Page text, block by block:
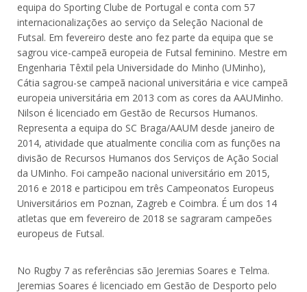
equipa do Sporting Clube de Portugal e conta com 57
internacionalizações ao serviço da Seleção Nacional de
Futsal. Em fevereiro deste ano fez parte da equipa que se
sagrou vice-campeã europeia de Futsal feminino. Mestre em
Engenharia Têxtil pela Universidade do Minho (UMinho),
Cátia sagrou-se campeã nacional universitária e vice campeã
europeia universitária em 2013 com as cores da AAUMinho.
Nilson é licenciado em Gestão de Recursos Humanos.
Representa a equipa do SC Braga/AAUM desde janeiro de
2014, atividade que atualmente concilia com as funções na
divisão de Recursos Humanos dos Serviços de Ação Social
da UMinho. Foi campeão nacional universitário em 2015,
2016 e 2018 e participou em três Campeonatos Europeus
Universitários em Poznan, Zagreb e Coimbra. É um dos 14
atletas que em fevereiro de 2018 se sagraram campeões
europeus de Futsal.
No Rugby 7 as referências são Jeremias Soares e Telma.
Jeremias Soares é licenciado em Gestão de Desporto pelo